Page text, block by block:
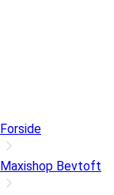
Forside
Maxishop Bevtoft